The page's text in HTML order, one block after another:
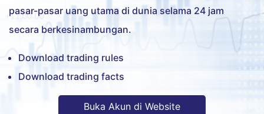
pasar-pasar uang utama di dunia selama 24 jam
secara berkesinambungan.
Download trading rules
Download trading facts
Buka Akun di Website